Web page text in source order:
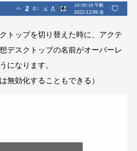
トップを切り替えた時に、アクテ
デスクトップの名前がオーバーレ
になります。
無効化することもできる）